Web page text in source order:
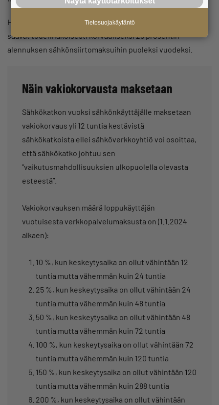
Hannes-myrskyn aiheuttamasta sähkökatkosta Anttilat
saavat todennäköisesti korvaukseksi 25 prosentin
alennuksen sähkönsiirtomaksuihin puoleksi vuodeksi.
Näin vakiokorvausta maksetaan
Sähkökatkon vuoksi sähkönkäyttäjälle maksetaan
vakiokorvaus yli 12 tuntia kestävistä
sähkökatkoista ellei sähköverkkoyhtiö voi osoittaa,
että sähkökatko johtuu sen
”vaikutusmahdollisuuksien ulkopuolella olevasta
esteestä”.
Vakiokorvauksen määrä loppukäyttäjän
vuotuisesta verkkopalvelumaksusta on (1.1.2024
alkaen):
10 %, kun keskeytysaika on ollut vähintään 12
tuntia mutta vähemmän kuin 24 tuntia
25 %, kun keskeytysaika on ollut vähintään 24
tuntia mutta vähemmän kuin 48 tuntia
50 %, kun keskeytysaika on ollut vähintään 48
tuntia mutta vähemmän kuin 72 tuntia
100 %, kun keskeytysaika on ollut vähintään 72
tuntia mutta vähemmän kuin 120 tuntia
150 %, kun keskeytysaika on ollut vähintään 120
tuntia mutta vähemmän kuin 288 tuntia
200 %, kun keskeytysaika on ollut vähintään
Tietosuojakäytäntö